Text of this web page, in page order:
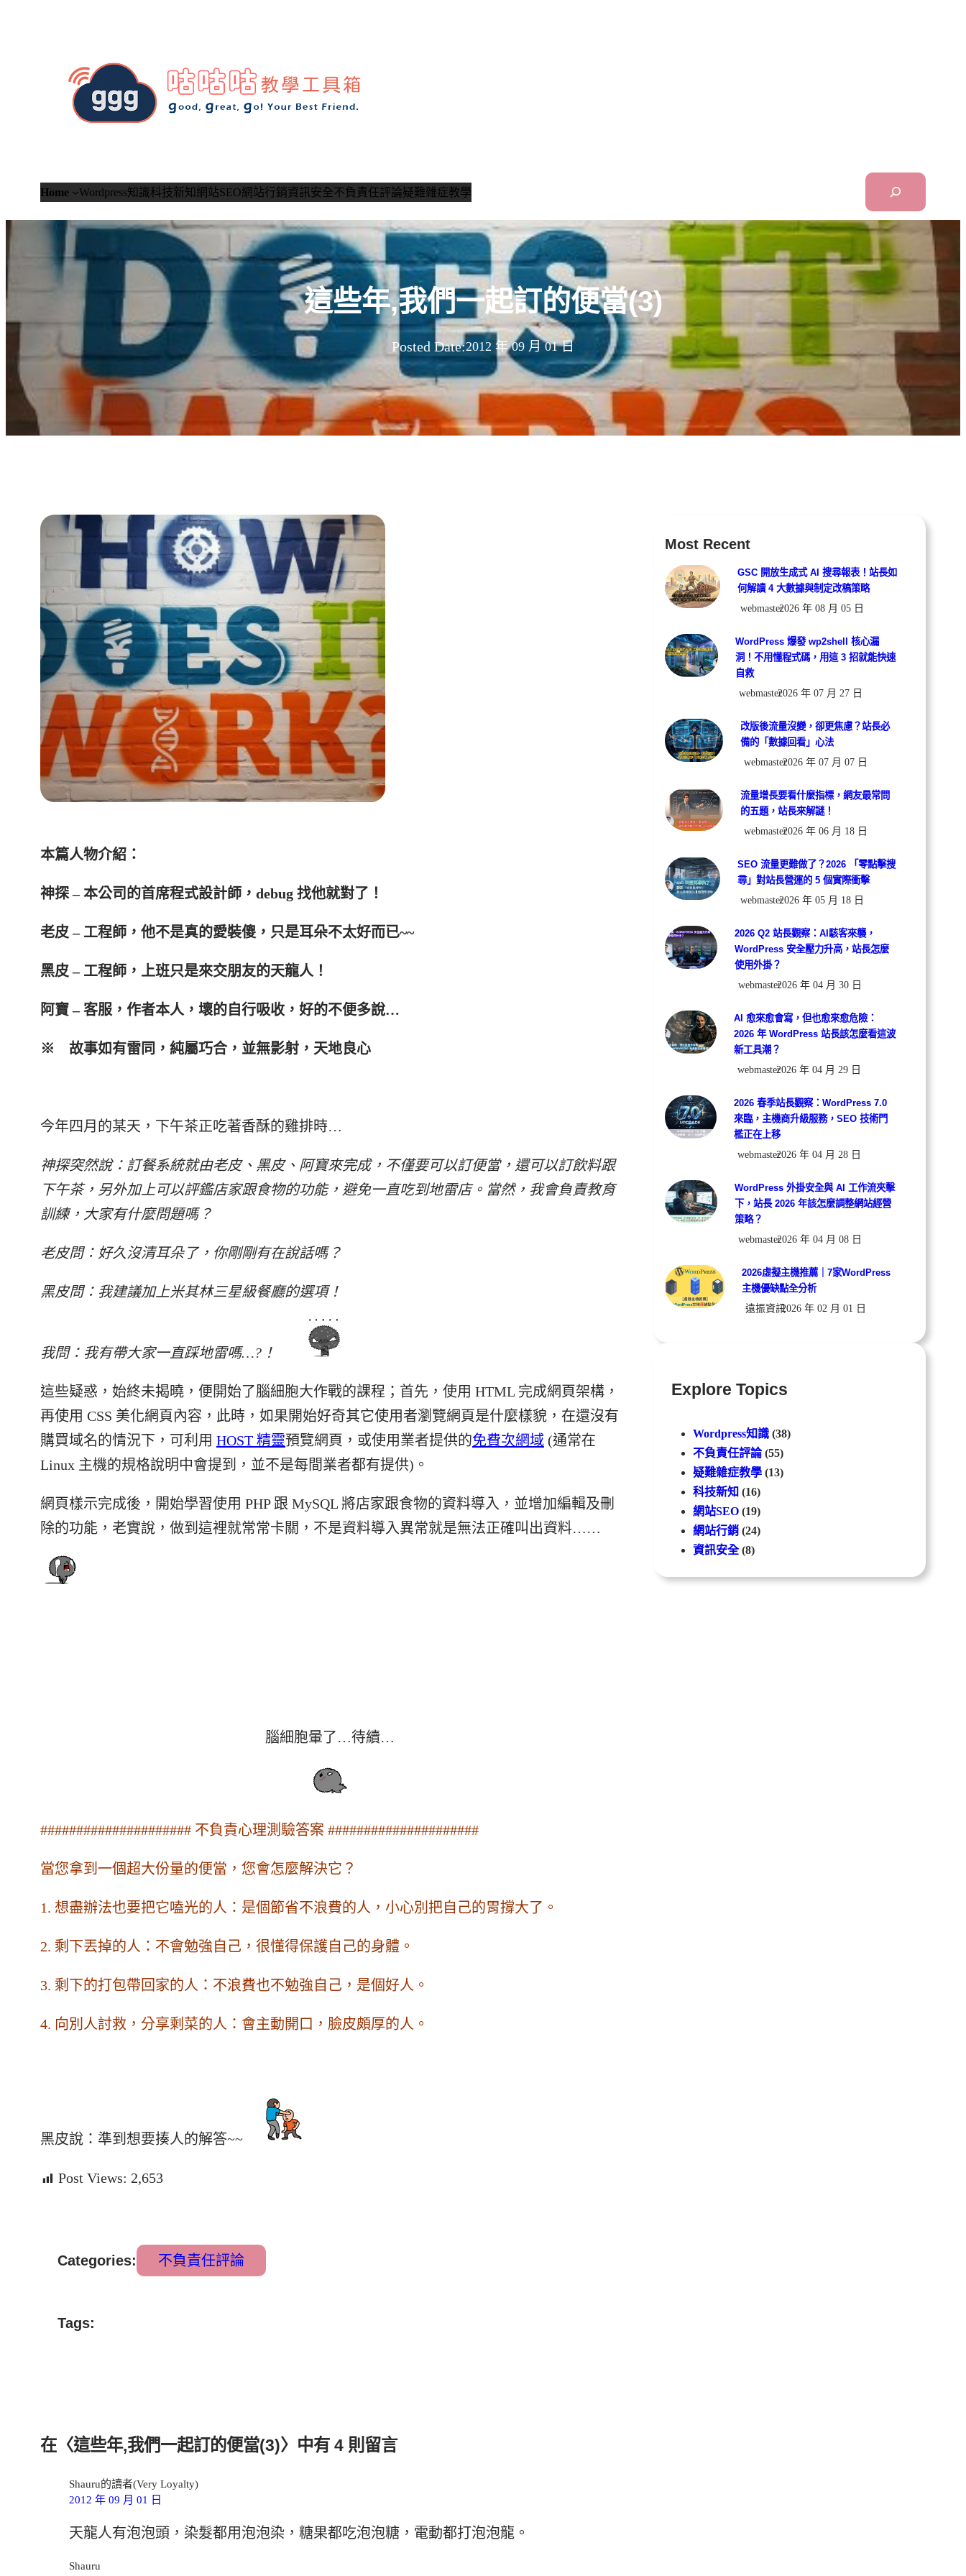
Home Wordpress知識科技新知 網站SEO網站行銷資訊安全不負責任評論疑難雜症教學
Search
這些年,我們一起訂的便當(3)
Posted Date:2012 年 09 月 01 日
本篇人物介紹：
神探 – 本公司的首席程式設計師，debug 找他就對了！
老皮 – 工程師，他不是真的愛裝傻，只是耳朵不太好而已~~
黑皮 – 工程師，上班只是來交朋友的天龍人！
阿寶 – 客服，作者本人，壞的自行吸收，好的不便多說…
※ 故事如有雷同，純屬巧合，並無影射，天地良心
今年四月的某天，下午茶正吃著香酥的雞排時…
神探突然說：訂餐系統就由老皮、黑皮、阿寶來完成，不僅要可以訂便當，還可以訂飲料跟
下午茶，另外加上可以評鑑店家跟食物的功能，避免一直吃到地雷店。當然，我會負責教育
訓練，大家有什麼問題嗎？
老皮問：好久沒清耳朵了，你剛剛有在說話嗎？
黑皮問：我建議加上米其林三星級餐廳的選項！
我問：我有帶大家一直踩地雷嗎…?！
這些疑惑，始終未揭曉，便開始了腦細胞大作戰的課程；首先，使用 HTML 完成網頁架構，
再使用 CSS 美化網頁內容，此時，如果開始好奇其它使用者瀏覽網頁是什麼樣貌，在還沒有
購買域名的情況下，可利用 HOST 精靈預覽網頁，或使用業者提供的免費次網域 (通常在
Linux 主機的規格說明中會提到，並不是每間業者都有提供)。
網頁樣示完成後，開始學習使用 PHP 跟 MySQL 將店家跟食物的資料導入，並增加編輯及刪
除的功能，老實說，做到這裡就常常卡關，不是資料導入異常就是無法正確叫出資料……
腦細胞暈了…待續…
##################### 不負責心理測驗答案 #####################
當您拿到一個超大份量的便當，您會怎麼解決它？
1. 想盡辦法也要把它嗑光的人：是個節省不浪費的人，小心別把自己的胃撐大了。
2. 剩下丟掉的人：不會勉強自己，很懂得保護自己的身體。
3. 剩下的打包帶回家的人：不浪費也不勉強自己，是個好人。
4. 向別人討救，分享剩菜的人：會主動開口，臉皮頗厚的人。
黑皮說：準到想要揍人的解答~~
Post Views: 2,653
Categories: 不負責任評論
Tags:
在〈這些年,我們一起訂的便當(3)〉中有 4 則留言
Shauru的讀者(Very Loyalty)
2012 年 09 月 01 日
天龍人有泡泡頭，染髮都用泡泡染，糖果都吃泡泡糖，電動都打泡泡龍。
Shauru
Most Recent
GSC 開放生成式 AI 搜尋報表！站長如
何解讀 4 大數據與制定改稿策略
webmaster2026 年 08 月 05 日
WordPress 爆發 wp2shell 核心漏
洞！不用懂程式碼，用這 3 招就能快速
自救
webmaster2026 年 07 月 27 日
改版後流量沒變，卻更焦慮？站長必
備的「數據回看」心法
webmaster2026 年 07 月 07 日
流量增長要看什麼指標，網友最常問
的五題，站長來解謎！
webmaster2026 年 06 月 18 日
SEO 流量更難做了？2026 「零點擊搜
尋」對站長營運的 5 個實際衝擊
webmaster2026 年 05 月 18 日
2026 Q2 站長觀察：AI駭客來襲，
WordPress 安全壓力升高，站長怎麼
使用外掛？
webmaster2026 年 04 月 30 日
AI 愈來愈會寫，但也愈來愈危險：
2026 年 WordPress 站長該怎麼看這波
新工具潮？
webmaster2026 年 04 月 29 日
2026 春季站長觀察：WordPress 7.0
來臨，主機商升級服務，SEO 技術門
檻正在上移
webmaster2026 年 04 月 28 日
WordPress 外掛安全與 AI 工作流夾擊
下，站長 2026 年該怎麼調整網站經營
策略？
webmaster2026 年 04 月 08 日
2026虛擬主機推薦｜7家WordPress
主機優缺點全分析
遠振資訊2026 年 02 月 01 日
Explore Topics
Wordpress知識 (38)
不負責任評論(55)
疑難雜症教學 (13)
科技新知 (16)
網站SEO (19)
網站行銷 (24)
資訊安全(8)